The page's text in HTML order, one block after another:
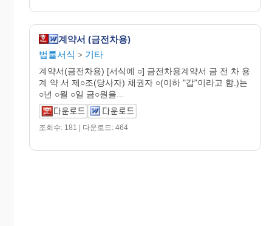
계약서 (금전차용)
법률서식 > 기타
계약서(금전차용) [서식예 ○] 금전차용계약서 금 전 차 용
계 약 서 제○조(당사자) 채권자 ○(이하 "갑"이라고 함.)는
○년 ○월 ○일 금○원을...
조회수: 181 | 다운로드: 464